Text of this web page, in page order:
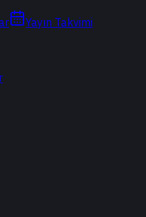
Yayın Takvimi